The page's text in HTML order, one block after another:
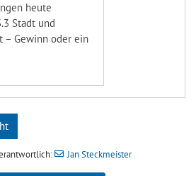
heute
Stadt und
– Gewinn oder ein
Jan Steckmeister